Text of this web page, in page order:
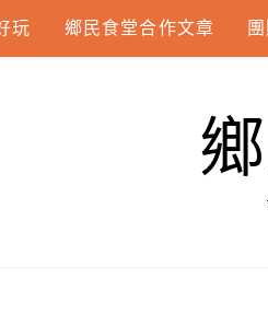
玩 鄉民食堂合作文章